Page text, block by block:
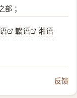
；
赣语
湘语
反馈